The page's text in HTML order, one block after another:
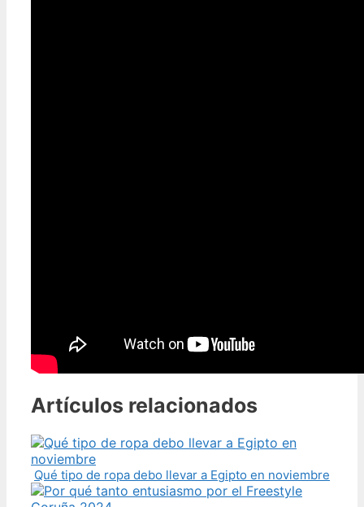
Artículos relacionados
Qué tipo de ropa debo llevar a Egipto en noviembre